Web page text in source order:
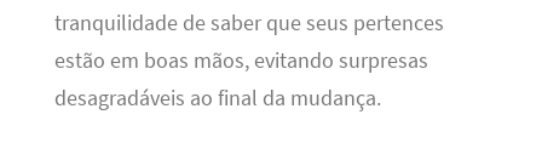
tranquilidade de saber que seus pertences
estão em boas mãos, evitando surpresas
desagradáveis ao final da mudança.